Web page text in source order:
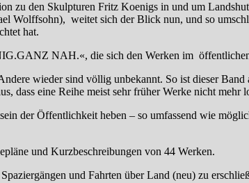
zu den Skulpturen Fritz Koenigs in und um
Wolffsohn), weitet sich der Blick nun, und so
hat.
NAH.«, die sich den Werken im
wieder sind völlig unbekannt. So ist dieser
dass eine Reihe meist sehr früher Werke nicht mehr
der Öffentlichkeit heben – so umfassend wie
und Kurzbeschreibungen von 44 Werken.
und Fahrten über Land (neu) zu